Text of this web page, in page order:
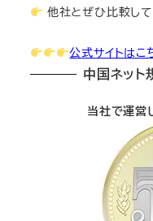
他社とぜひ比較し
公式サイトはこ
中国ネッ
当社で運営